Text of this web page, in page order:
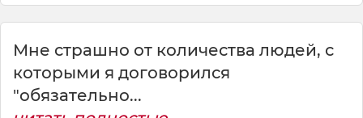
Мне страшно от количества людей, с
которыми я договорился
"обязательно...